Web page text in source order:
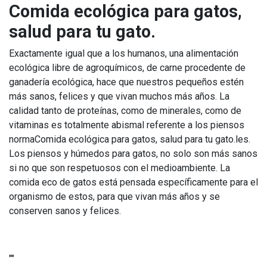
Comida ecológica para gatos,
salud para tu gato.
Exactamente igual que a los humanos, una alimentación
ecológica libre de agroquímicos, de carne procedente de
ganadería ecológica, hace que nuestros pequeños estén
más sanos, felices y que vivan muchos más años. La
calidad tanto de proteínas, como de minerales, como de
vitaminas es totalmente abismal referente a los piensos
normaComida ecológica para gatos, salud para tu gato.les.
Los piensos y húmedos para gatos, no solo son más sanos
si no que son respetuosos con el medioambiente. La
comida eco de gatos está pensada específicamente para el
organismo de estos, para que vivan más años y se
conserven sanos y felices.
""